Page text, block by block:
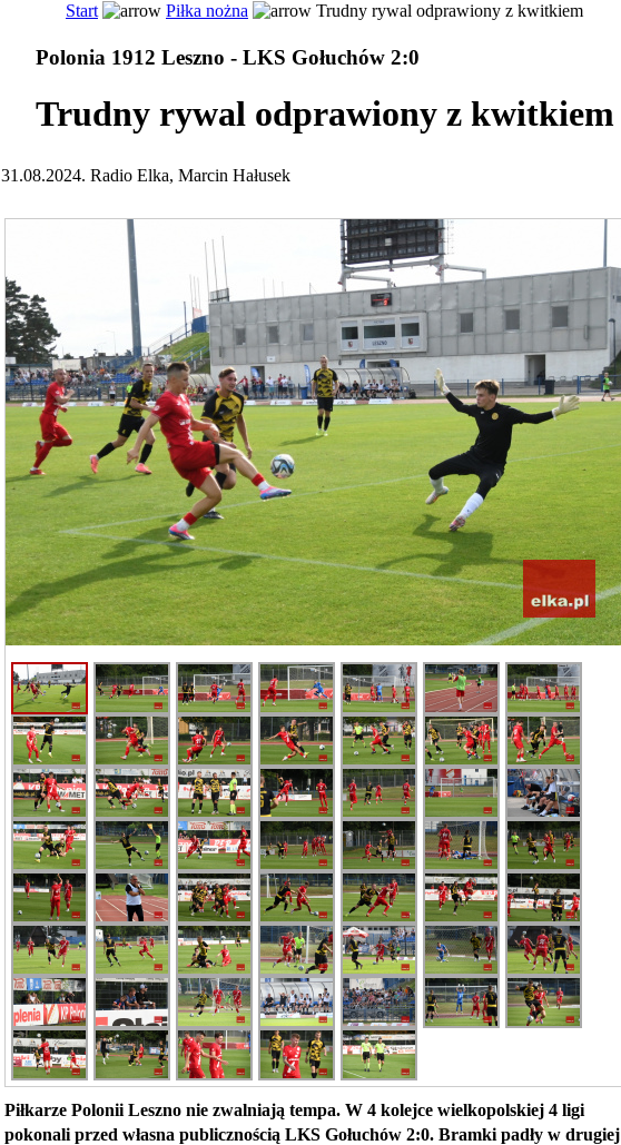
Start Piłka nożna Trudny rywal odprawiony z kwitkiem
Polonia 1912 Leszno - LKS Gołuchów 2:0
Trudny rywal odprawiony z kwitkiem
31.08.2024. Radio Elka, Marcin Hałusek
Piłkarze Polonii Leszno nie zwalniają tempa. W 4 kolejce wielkopolskiej 4 ligi
pokonali przed własna publicznością LKS Gołuchów 2:0. Bramki padły w drugiej